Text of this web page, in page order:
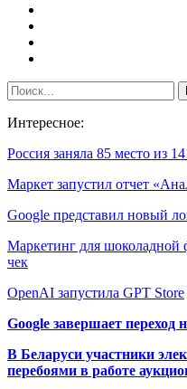
Интересное:
Россия заняла 85 место из
Маркет запустил отчет
Google представил новый
Маркетинг для
чек
OpenAI запустила GPT Store
Google завершает
В Беларуси участники
перебоями в работе